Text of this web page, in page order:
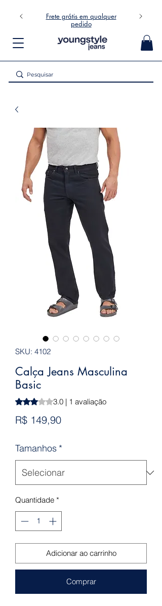
Frete grátis em qualquer
pedido
SKU: 4102
Calça Jeans Masculina
Basic
A classificação é 3.0 de 5 estrelas com
3.0 | 1 avaliação
R$ 149,90Preço
Tamanhos *
Quantidade *
Adicionar ao carrinho
Comprar